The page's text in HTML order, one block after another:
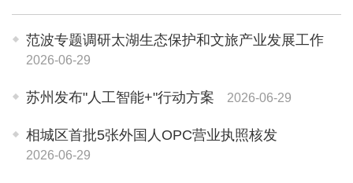
部讲授专题党课。他强调，要坚持用习近平党建思想武装头
脑、指导实践、推动工作，牢固树立和践...
范波专题调研太湖生态保护和文旅产业发展工作
2026-06-29
苏州发布"人工智能+"行动方案 2026-06-29
相城区首批5张外国人OPC营业执照核发
2026-06-29